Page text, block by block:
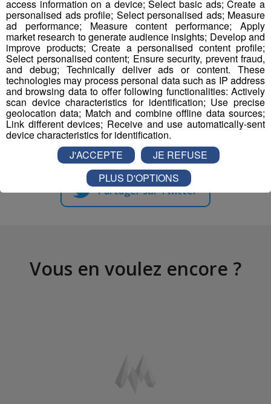
Partager sur Facebook
Partager sur Twitter
Vous en voulez encore ?
access information on a device; Select basic ads; Create a
personalised ads profile; Select personalised ads; Measure
ad performance; Measure content performance; Apply
market research to generate audience insights; Develop and
improve products; Create a personalised content profile;
Select personalised content; Ensure security, prevent fraud,
and debug; Technically deliver ads or content. These
technologies may process personal data such as IP address
and browsing data to offer following functionalities: Actively
scan device characteristics for identification; Use precise
geolocation data; Match and combine offline data sources;
Link different devices; Receive and use automatically-sent
device characteristics for identification.
J'ACCEPTE
JE REFUSE
PLUS D'OPTIONS